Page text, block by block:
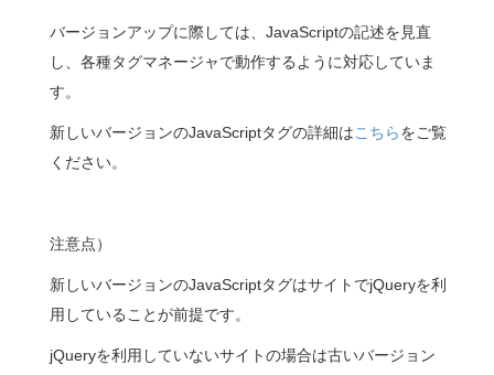
バージョンアップに際しては、JavaScriptの記述を見直
し、各種タグマネージャで動作するように対応していま
す。
新しいバージョンのJavaScriptタグの詳細はこちらをご覧
ください。
注意点）
新しいバージョンのJavaScriptタグはサイトでjQueryを利
用していることが前提です。
jQueryを利用していないサイトの場合は古いバージョン